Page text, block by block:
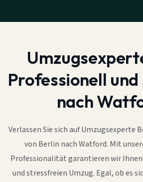
Professionell
nach
Verlassen Sie sich auf Umzugsexperte
von Berlin nach Watford. Mit
Professionalität garantieren wir
und stressfreien Umzug. Egal, ob es